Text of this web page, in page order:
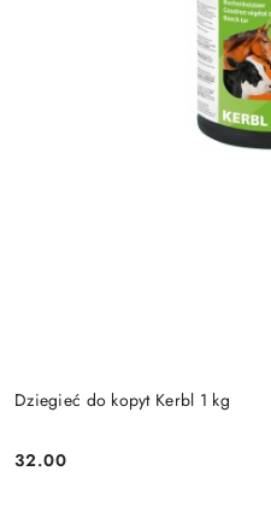
Dziegieć do kopyt Kerbl 1 kg
Cena:
32.00